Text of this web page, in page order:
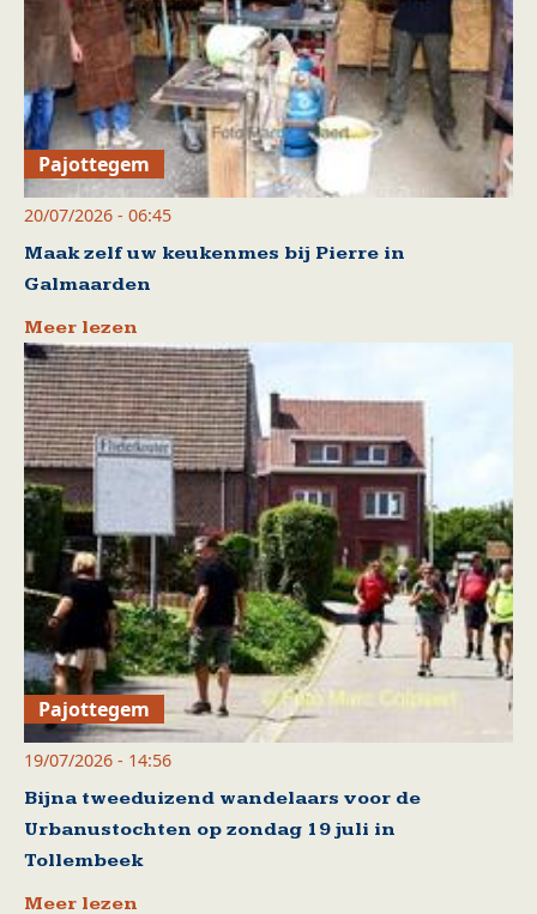
Pajottegem
20/07/2026 - 06:45
Maak zelf uw keukenmes bij Pierre in
Galmaarden
Meer lezen
Pajottegem
19/07/2026 - 14:56
Bijna tweeduizend wandelaars voor de
Urbanustochten op zondag 19 juli in
Tollembeek
Meer lezen